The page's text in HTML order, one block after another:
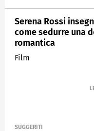
Serena Rossi
come sedurre una
romantica
Film
SUGGERITI